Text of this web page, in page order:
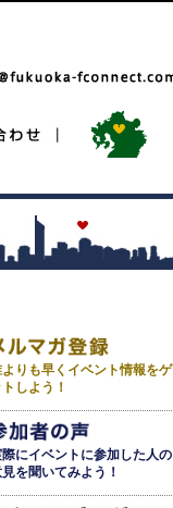
りも早くイベント情報をゲ
しよう！
にイベントに参加した人の
を聞いてみよう！